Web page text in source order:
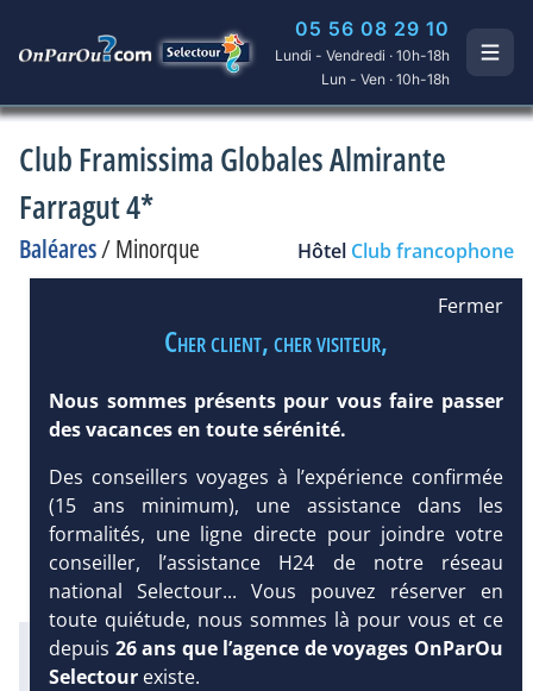
05 56 08 29 10
Lundi - Vendredi · 10h-18h
Lun - Ven · 10h-18h
Club Framissima Globales Almirante
Farragut 4*
Baléares/Minorque Hôtel Club francophone
Infos météo :
27 °C
63 mm
Fermer
Cher client, cher visiteur,
Nous sommes présents pour vous faire passer
des vacances en toute sérénité.
Des conseillers voyages à l’expérience confirmée
(15 ans minimum), une assistance dans les
formalités, une ligne directe pour joindre votre
conseiller, l’assistance H24 de notre réseau
national Selectour... Vous pouvez réserver en
toute quiétude, nous sommes là pour vous et ce
depuis 26 ans que l’agence de voyages OnParOu
Selectour existe.